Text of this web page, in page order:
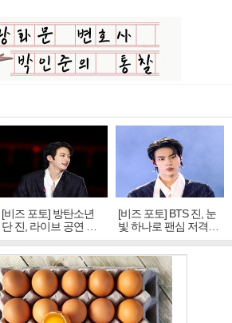
[비즈 포토] 방탄소년
단 진, 라이브 공연 중
빛나는 독보적 아우라
[비즈 포토] BTS 진, 눈
빛 하나로 팬심 저격…
독보적 카리스마